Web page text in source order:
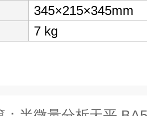
345×215×345mm
7 kg